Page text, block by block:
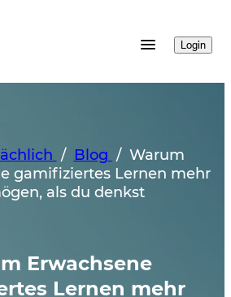
Login
/ Blog / Warum
gamifiziertes Lernen mehr
als du denkst
Erwachsene
Lernen mehr